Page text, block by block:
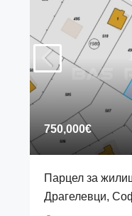
750,000€
Парцел за
Драгелевци,